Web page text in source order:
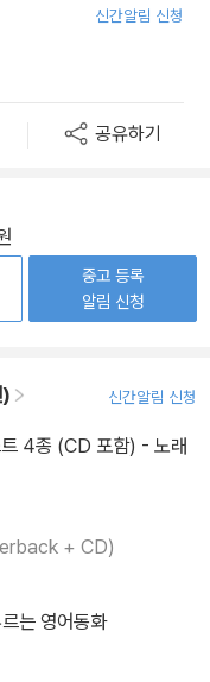
신간알림 신청
공유하기
중고 등록
알림 신청
신간알림 신청
트 4종 (CD 포함) - 노래
+ CD)
는 영어동화